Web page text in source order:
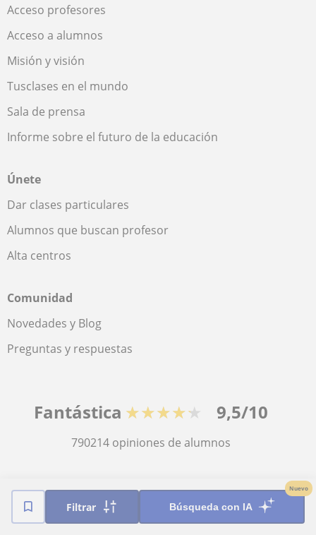
Filtrar Búsqueda con IA
Nuevo
Acceso profesores
Acceso a alumnos
Misión y visión
Tusclases en el mundo
Sala de prensa
Informe sobre el futuro de la educación
Únete
Dar clases particulares
Alumnos que buscan profesor
Alta centros
Comunidad
Novedades y Blog
Preguntas y respuestas
Fantástica ★★★★★ 9,5/10
790214 opiniones de alumnos
Mapa web:Profesores particulares